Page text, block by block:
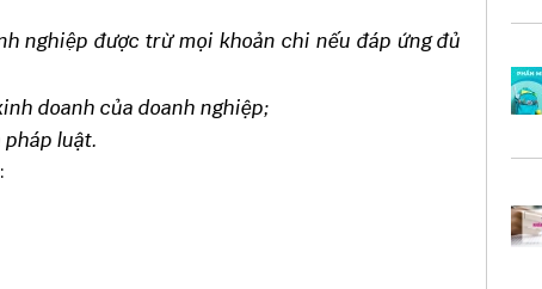
nghiệp được trừ mọi khoản chi nếu đáp ứng đủ
doanh của doanh nghiệp;
luật.